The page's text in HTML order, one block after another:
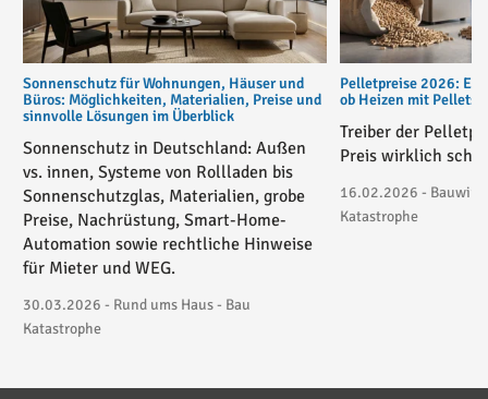
Sonnenschutz für Wohnungen, Häuser und
Büros: Möglichkeiten, Materialien, Preise und
sinnvolle Lösungen im Überblick
Sonnenschutz in Deutschland: Außen
vs. innen, Systeme von Rollladen bis
Sonnenschutzglas, Materialien, grobe
Preise, Nachrüstung, Smart-Home-
Automation sowie rechtliche Hinweise
für Mieter und WEG.
30.03.2026 - Rund ums Haus - Bau
Katastrophe
Pelletpreise 2026:
ob Heizen mit Pellets
Treiber der
Preis wirklich
16.02.2026 -
Katastrophe